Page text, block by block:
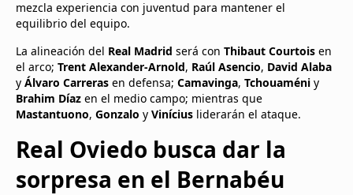
mezcla experiencia con juventud para mantener el
equilibrio del equipo.
La alineación del Real Madrid será con Thibaut Courtois en
el arco; Trent Alexander-Arnold, Raúl Asencio, David Alaba
y Álvaro Carreras en defensa; Camavinga, Tchouaméni y
Brahim Díaz en el medio campo; mientras que
Mastantuono, Gonzalo y Vinícius liderarán el ataque.
Real Oviedo busca dar la
sorpresa en el Bernabéu